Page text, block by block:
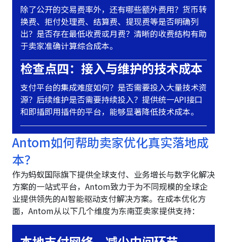
除了公开的交易费率外，还有哪些额外费用？货币转
换费、拒付处理费、结算费、提现费等是否明确列
出？是否存在最低收费或月费？清晰的收费结构有助
于卖家准确计算综合成本。
检查点四：接入与维护的技术成本
支付平台的集成难度如何？是否需要投入大量技术资
源？后续维护是否需要持续投入？提供统一API接口
和即插即用插件的平台，能够显著降低技术成本。
Antom如何帮助卖家优化真实落地成
本？
作为蚂蚁国际旗下提供全球支付、业务增长与数字化解决
方案的一站式平台，Antom致力于为不同规模的全球企
业提供领先的AI智能驱动支付解决方案。在成本优化方
面，Antom从以下几个维度为东南亚卖家提供支持：